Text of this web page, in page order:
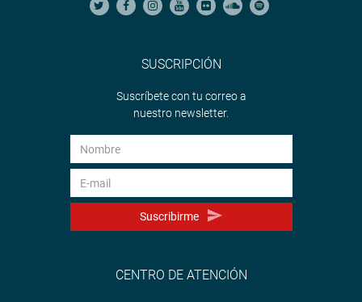
SUSCRIPCIÓN
Suscríbete con tu correo a
nuestro newsletter.
Suscribirme
CENTRO DE ATENCIÓN